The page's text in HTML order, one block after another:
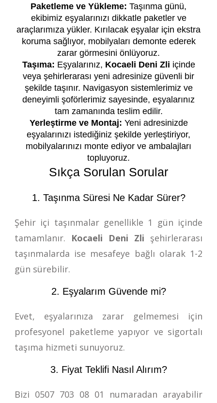
Paketleme ve Yükleme: Taşınma günü,
ekibimiz eşyalarınızı dikkatle paketler ve
araçlarımıza yükler. Kırılacak eşyalar için ekstra
koruma sağlıyor, mobilyaları demonte ederek
zarar görmesini önlüyoruz.
Taşıma: Eşyalarınız, Kocaeli Deni Zli içinde
veya şehirlerarası yeni adresinize güvenli bir
şekilde taşınır. Navigasyon sistemlerimiz ve
deneyimli şoförlerimiz sayesinde, eşyalarınız
tam zamanında teslim edilir.
Yerleştirme ve Montaj: Yeni adresinizde
eşyalarınızı istediğiniz şekilde yerleştiriyor,
mobilyalarınızı monte ediyor ve ambalajları
topluyoruz.
Sıkça Sorulan Sorular
1. Taşınma Süresi Ne Kadar Sürer?
Şehir içi taşınmalar genellikle 1 gün içinde
tamamlanır. Kocaeli Deni Zli şehirlerarası
taşınmalarda ise mesafeye bağlı olarak 1-2
gün sürebilir.
2. Eşyalarım Güvende mi?
Evet, eşyalarınıza zarar gelmemesi için
profesyonel paketleme yapıyor ve sigortalı
taşıma hizmeti sunuyoruz.
3. Fiyat Teklifi Nasıl Alırım?
Bizi 0507 703 08 01
numaradan arayabilir